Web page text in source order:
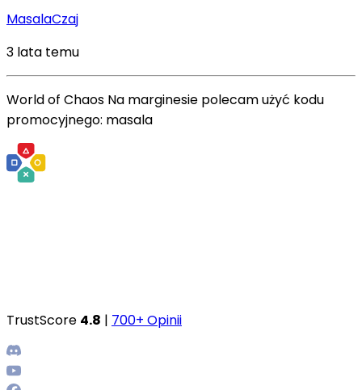
MasalaCzaj
3 lata temu
World of Chaos Na marginesie polecam użyć kodu
promocyjnego: masala
TrustScore 4.8 | 700+ Opinii